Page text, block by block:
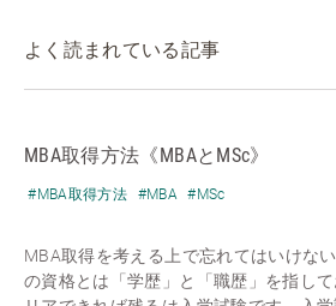
よく読まれている記事
MBA取得方法《MBAとMSc》
#MBA取得方法 #MBA #MSc
MBA取得を考える上で忘れてはいけな
の資格とは「学歴」と「職歴」を指し